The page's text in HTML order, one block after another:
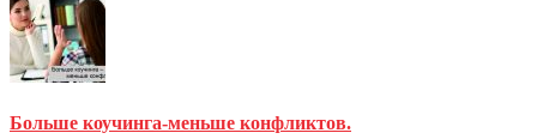
Больше коучинга-меньше конфликтов.